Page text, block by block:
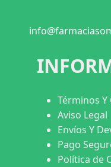
Términos Y
Aviso Legal
Envíos Y
Pago
Política de